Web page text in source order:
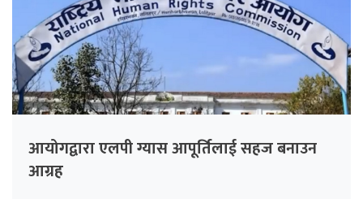
आयोगद्वारा एलपी ग्यास आपूर्तिलाई सहज बनाउन
आग्रह